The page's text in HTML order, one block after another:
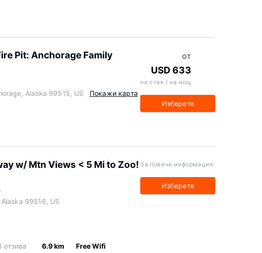
Pit: Anchorage Family
Alaska 99515, US Покажи карта
ОТ
USD 633
на стая / на нощ
Изберете
w/ Mtn Views < 5 Mi to Zoo!
99516, US
отзива 6.9 km Free Wifi
За повече информация:
Изберете